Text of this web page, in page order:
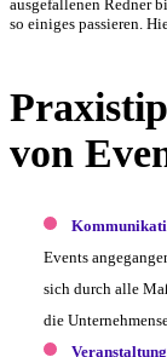
ausgefallenen Redner
so einiges passieren.
von
Events
sich durch alle
die